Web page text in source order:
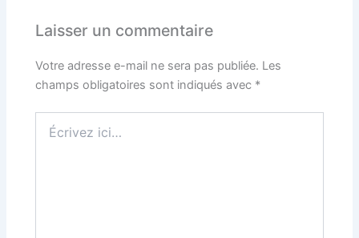
Laisser un commentaire
Votre adresse e-mail ne sera pas publiée. Les
champs obligatoires sont indiqués avec *
ici…